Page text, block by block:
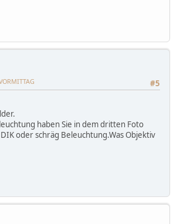
#5
haben Sie in dem dritten Foto
oder schräg Beleuchtung.Was Objektiv